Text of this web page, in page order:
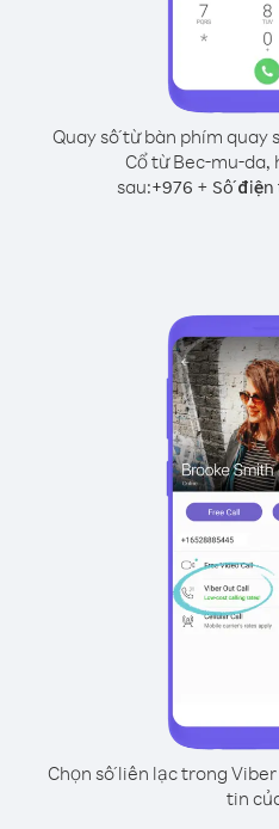
Quay số từ bàn phím quay
Cổ từ Bec-mu-da,
sau:+976 + Số
Chọn số liên lạc trong
tin